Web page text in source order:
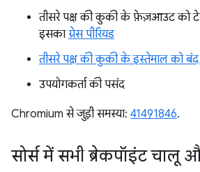
तीसरे पक्ष की कुकी के फ़ेज़आउट को
इसकाग्रेस पीरियड
तीसरे पक्ष की कुकी के इस्तेमाल को
उपयोगकर्ता की पसंद
Chromium से जुड़ी समस्या: 41491846.
सोर्स में सभी ब्रेकपॉइंट चालू